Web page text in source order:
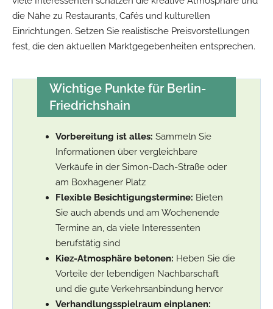
die Nähe zu Restaurants, Cafés und kulturellen
Einrichtungen. Setzen Sie realistische Preisvorstellungen
fest, die den aktuellen Marktgegebenheiten entsprechen.
Wichtige Punkte für Berlin-
Friedrichshain
Vorbereitung ist alles: Sammeln Sie
Informationen über vergleichbare
Verkäufe in der Simon-Dach-Straße oder
am Boxhagener Platz
Flexible Besichtigungstermine: Bieten
Sie auch abends und am Wochenende
Termine an, da viele Interessenten
berufstätig sind
Kiez-Atmosphäre betonen: Heben Sie die
Vorteile der lebendigen Nachbarschaft
und die gute Verkehrsanbindung hervor
Verhandlungsspielraum einplanen: